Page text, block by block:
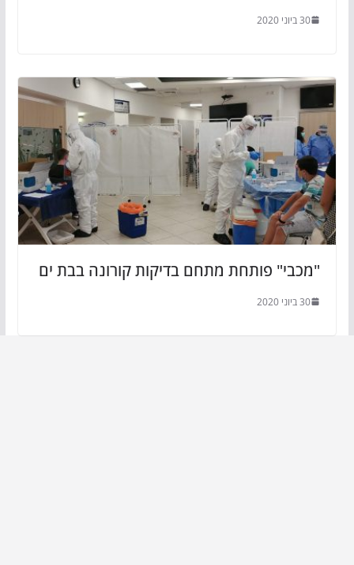
30 ביוני 2020
"מכבי" פותחת מתחם בדיקות קורונה בבת ים
30 ביוני 2020